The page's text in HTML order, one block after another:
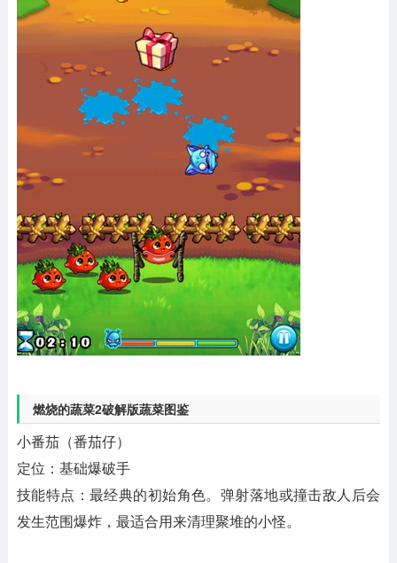
燃烧的蔬菜2破解版蔬菜图鉴
小番茄（番茄仔）
定位：基础爆破手
技能特点：最经典的初始角色。弹射落地或撞击敌人后会
发生范围爆炸，最适合用来清理聚堆的小怪。